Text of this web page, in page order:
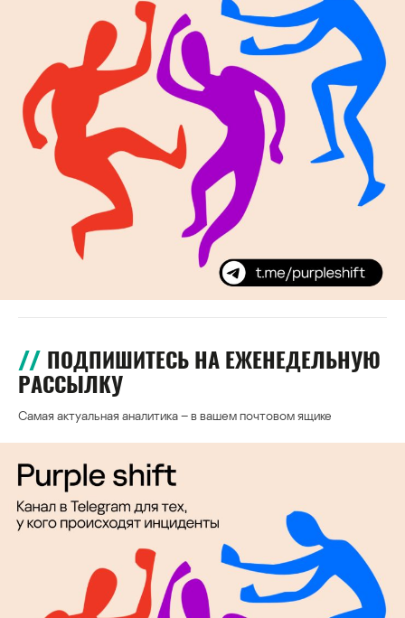
ПОДПИШИТЕСЬ НА ЕЖЕНЕДЕЛЬНУЮ
РАССЫЛКУ
Самая актуальная аналитика – в вашем почтовом ящике